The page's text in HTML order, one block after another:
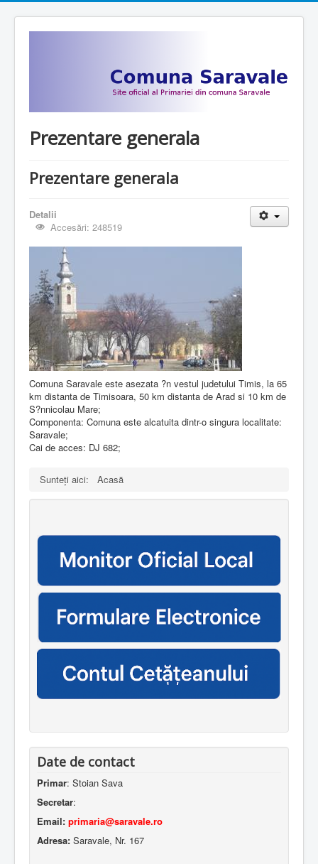
Prezentare generala
Prezentare generala
Detalii
Accesări: 248519
Comuna Saravale este asezata ?n vestul judetului Timis, la 65
km distanta de Timisoara, 50 km distanta de Arad si 10 km de
S?nnicolau Mare;
Componenta: Comuna este alcatuita dintr-o singura localitate:
Saravale;
Cai de acces: DJ 682;
Sunteți aici: Acasă
Date de contact
Primar: Stoian Sava
Secretar:
Email: primaria@saravale.ro
Adresa: Saravale, Nr. 167